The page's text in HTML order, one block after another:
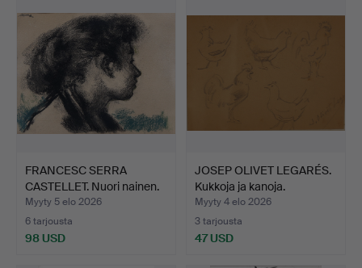
FRANCESC SERRA
CASTELLET. Nuori nainen.
Myyty 5 elo 2026
6 tarjousta
98 USD
JOSEP OLIVET LEGARÉS.
Kukkoja ja kanoja.
Myyty 4 elo 2026
3 tarjousta
47 USD